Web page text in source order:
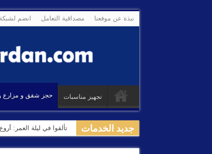
نبذة عن موفعنا مصداقية التعامل انضم
تجهيز مناسبات حجز شقق و مزارع
جديد الخدمات تألقوا في ليلة العمر: